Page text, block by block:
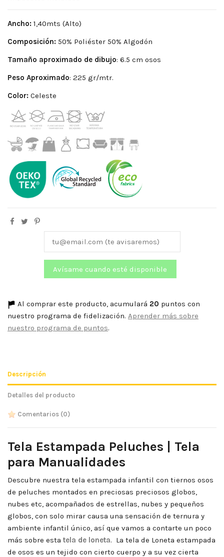
Ancho: 1,40mts (Alto)
Composición: 50% Poliéster 50% Algodón
Tamaño aproximado de dibujo: 6.5 cm osos
Peso Aproximado: 225 gr/mtr.
Color: Celeste
Al comprar este producto, acumulará 20 puntos con
nuestro programa de fidelización. Aprender más sobre
nuestro programa de puntos.
Descripción
Detalles del producto
Comentarios (0)
Tela Estampada Peluches | Tela
para Manualidades
Descubre nuestra tela estampada infantil con tiernos osos
de peluches montados en preciosas preciosos globos,
nubes etc, acompañados de estrellas, nubes y pequeños
globos, con solo mirar causa una sensación de ternura y
ambiente infantil único, así que vamos a contarte un poco
más sobre esta tela de loneta. La tela de Loneta estampada
de osos es un tejido con cierto cuerpo y a su vez cierta